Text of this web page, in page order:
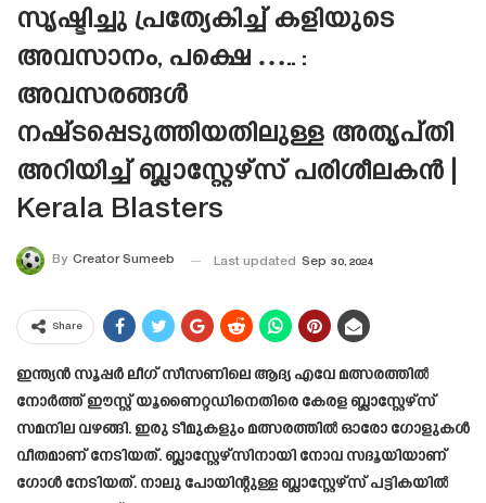
സൃഷ്ടിച്ചു പ്രത്യേകിച്ച് കളിയുടെ
അവസാനം, പക്ഷെ ….. :
അവസരങ്ങൾ
നഷ്‌ടപ്പെടുത്തിയതിലുള്ള അതൃപ്തി
അറിയിച്ച് ബ്ലാസ്റ്റേഴ്‌സ് പരിശീലകൻ |
Kerala Blasters
By Creator Sumeeb Last updated Sep 30, 2024
Share
ഇന്ത്യൻ സൂപ്പർ ലീഗ് സീസണിലെ ആദ്യ എവേ മത്സരത്തിൽ
നോർത്ത് ഈസ്റ്റ് യൂണൈറ്റഡിനെതിരെ കേരള ബ്ലാസ്റ്റേഴ്‌സ്
സമനില വഴങ്ങി. ഇരു ടീമുകളും മത്സരത്തിൽ ഓരോ ഗോളുകൾ
വീതമാണ് നേടിയത്. ബ്ലാസ്റ്റേഴ്സിനായി നോവ സദൂയിയാണ്
ഗോൾ നേടിയത്. നാലു പോയിന്റുള്ള ബ്ലാസ്റ്റേഴ്സ് പട്ടികയിൽ